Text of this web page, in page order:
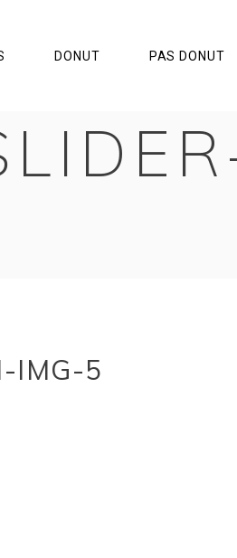
DONUT PAS DONUT
IMG-5